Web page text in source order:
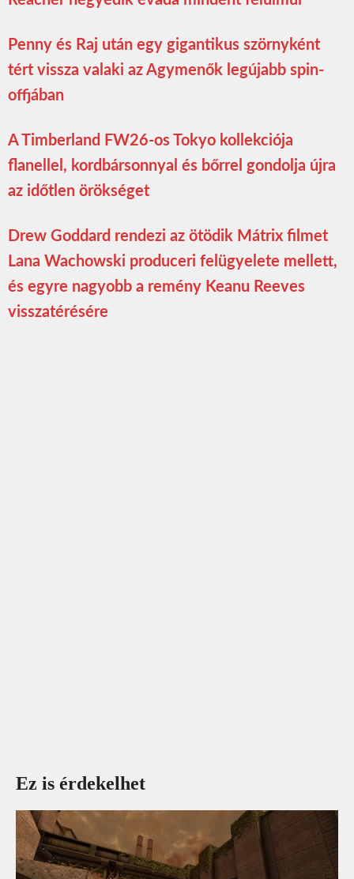
Penny és Raj után egy gigantikus szörnyként
tért vissza valaki az Agymenők legújabb spin-
offjában
A Timberland FW26-os Tokyo kollekciója
flanellel, kordbársonnyal és bőrrel gondolja újra
az időtlen örökséget
Drew Goddard rendezi az ötödik Mátrix filmet
Lana Wachowski produceri felügyelete mellett,
és egyre nagyobb a remény Keanu Reeves
visszatérésére
Ez is érdekelhet